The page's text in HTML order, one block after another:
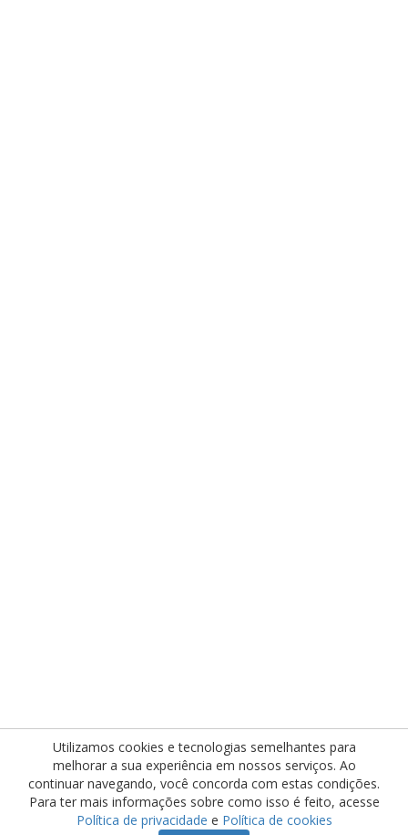
Utilizamos cookies e tecnologias semelhantes para
melhorar a sua experiência em nossos serviços. Ao
continuar navegando, você concorda com estas condições.
Para ter mais informações sobre como isso é feito, acesse
Política de privacidade e Política de cookies